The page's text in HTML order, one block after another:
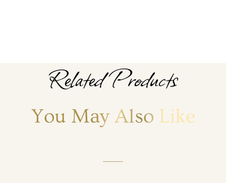
Related Products
You May Also Like